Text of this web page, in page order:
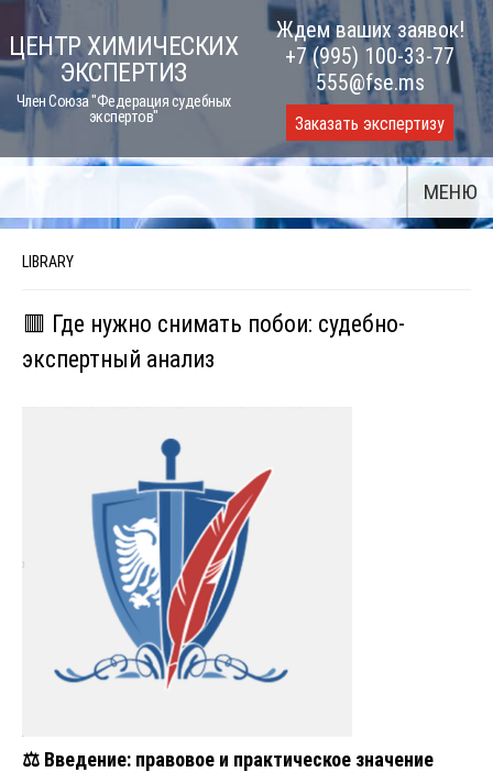
Skip
to
content
ЦЕНТР ХИМИЧЕСКИХ
ЭКСПЕРТИЗ
Член Союза "Федерация судебных
экспертов"
Ждем ваших заявок!
+7 (995) 100-33-77
555@fse.ms
Заказать экспертизу
МЕНЮ
LIBRARY
🟥 Где нужно снимать побои: судебно-
экспертный анализ
⚖️ Введение: правовое и практическое значение